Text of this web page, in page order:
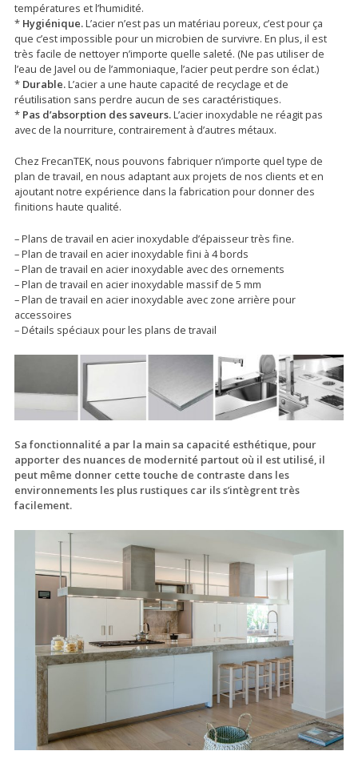
températures et l’humidité.
* Hygiénique.L’acier n’est pas un matériau poreux, c’est pour ça
que c’est impossible pour un microbien de survivre. En plus, il est
très facile de nettoyer n’importe quelle saleté. (Ne pas utiliser de
l’eau de Javel ou de l’ammoniaque, l’acier peut perdre son éclat.)
* Durable.L’acier a une haute capacité de recyclage et de
réutilisation sans perdre aucun de ses caractéristiques.
* Pas d’absorption des saveurs.L’acier inoxydable ne réagit pas
avec de la nourriture, contrairement à d’autres métaux.
Chez FrecanTEK, nous pouvons fabriquer n’importe quel type de
plan de travail, en nous adaptant aux projets de nos clients et en
ajoutant notre expérience dans la fabrication pour donner des
finitions haute qualité.
– Plans de travail en acier inoxydable d’épaisseur très fine.
– Plan de travail en acier inoxydable fini à 4 bords
– Plan de travail en acier inoxydable avec des ornements
– Plan de travail en acier inoxydable massif de 5 mm
– Plan de travail en acier inoxydable avec zone arrière pour
accessoires
– Détails spéciaux pour les plans de travail
Sa fonctionnalité a par la main sa capacité esthétique, pour
apporter des nuances de modernité partout où il est utilisé, il
peut même donner cette touche de contraste dans les
environnements les plus rustiques car ils s’intègrent très
facilement.